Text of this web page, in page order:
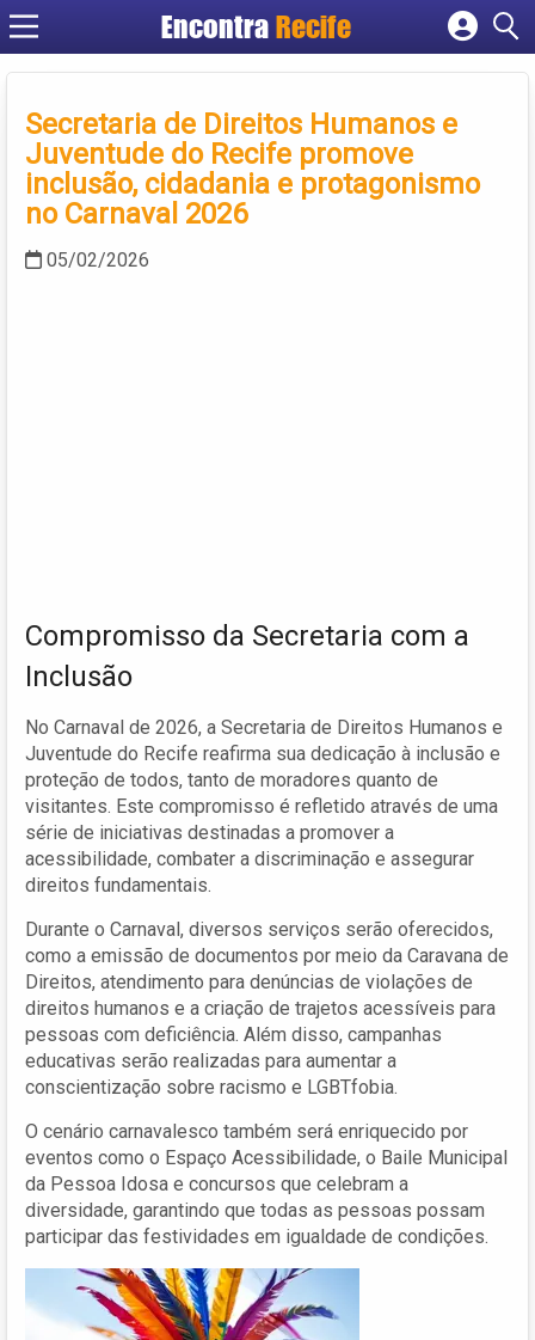
Encontra Recife
Cadastrar empresa
Criar conta
Secretaria de Direitos Humanos e
Juventude do Recife promove
inclusão, cidadania e protagonismo
no Carnaval 2026
05/02/2026
Compromisso da Secretaria com a
Inclusão
No Carnaval de 2026, a Secretaria de Direitos Humanos e
Juventude do Recife reafirma sua dedicação à inclusão e
proteção de todos, tanto de moradores quanto de
visitantes. Este compromisso é refletido através de uma
série de iniciativas destinadas a promover a
acessibilidade, combater a discriminação e assegurar
direitos fundamentais.
Durante o Carnaval, diversos serviços serão oferecidos,
como a emissão de documentos por meio da Caravana de
Direitos, atendimento para denúncias de violações de
direitos humanos e a criação de trajetos acessíveis para
pessoas com deficiência. Além disso, campanhas
educativas serão realizadas para aumentar a
conscientização sobre racismo e LGBTfobia.
O cenário carnavalesco também será enriquecido por
eventos como o Espaço Acessibilidade, o Baile Municipal
da Pessoa Idosa e concursos que celebram a
diversidade, garantindo que todas as pessoas possam
participar das festividades em igualdade de condições.